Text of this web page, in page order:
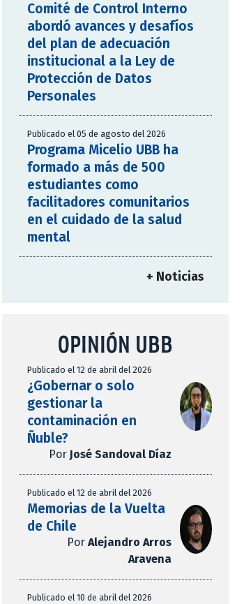
Comité de Control Interno
abordó avances y desafíos
del plan de adecuación
institucional a la Ley de
Protección de Datos
Personales
Publicado el 05 de agosto del 2026
Programa Micelio UBB ha
formado a más de 500
estudiantes como
facilitadores comunitarios
en el cuidado de la salud
mental
+ Noticias
OPINIÓN UBB
Publicado el 12 de abril del 2026
¿Gobernar o solo
gestionar la
contaminación en
Ñuble?
Por José Sandoval Díaz
Publicado el 12 de abril del 2026
Memorias de la Vuelta
de Chile
Por Alejandro Arros
Aravena
Publicado el 10 de abril del 2026